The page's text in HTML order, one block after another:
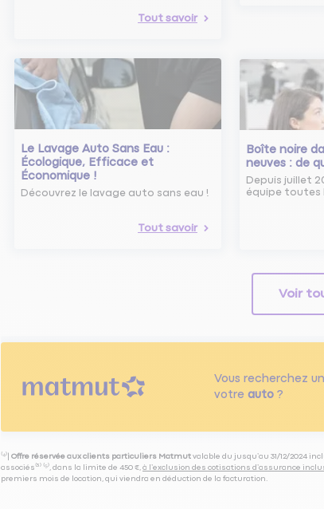
Tout savoir
Le Lavage Auto Sans Eau :
Écologique, Efficace et
Économique !
Découvrez le lavage auto sans eau !
Tout savoir
Boîte noire
neuves : de
Depuis juillet
équipe toutes
Voir
Vous recherchez un
votre auto?
⁽⁴⁾| Offre réservée aux clients particuliers Matmut valable du jusqu’au 31/12/2024
associés⁽³⁾ ⁽⁵⁾, dans la limite de 450 €, à l’exclusion des cotisations d’assurance
premiers mois de location, qui viendra en déduction de la facturation.